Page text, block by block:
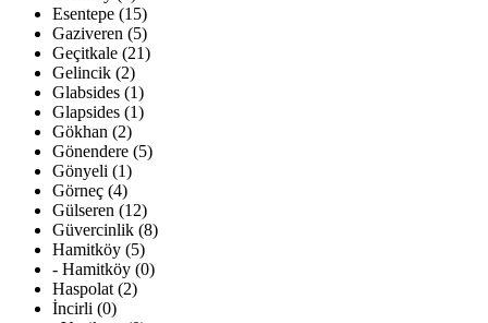
Esentepe (15)
Gaziveren (5)
Geçitkale (21)
Gelincik (2)
Glabsides (1)
Glapsides (1)
Gökhan (2)
Gönendere (5)
Gönyeli (1)
Görneç (4)
Gülseren (12)
Güvercinlik (8)
Hamitköy (5)
- Hamitköy (0)
Haspolat (2)
İncirli (0)